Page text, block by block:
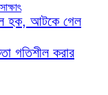
হক, আটকে গেল
গতিশীল করার